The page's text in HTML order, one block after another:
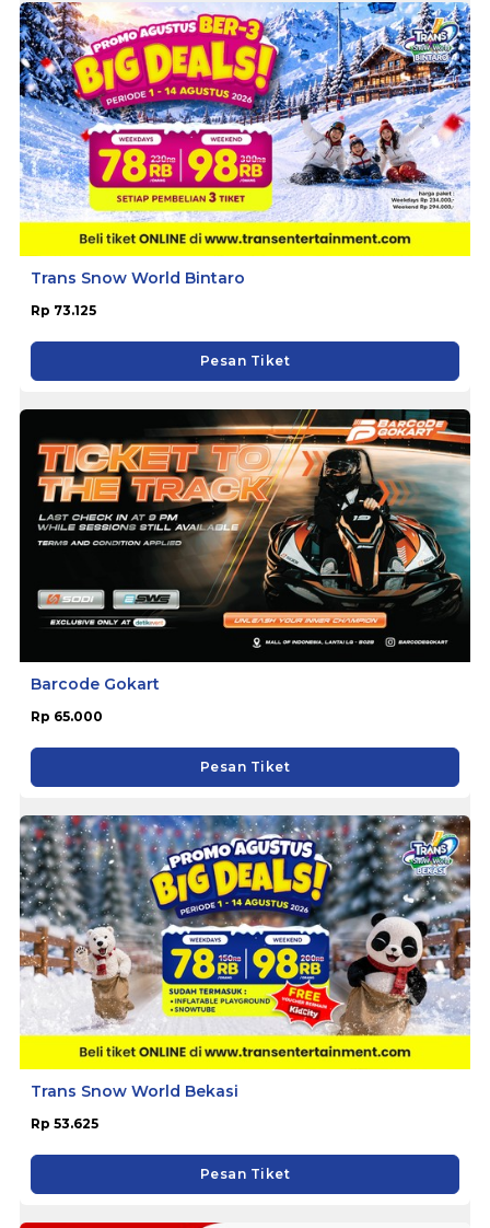
Trans Snow World Bintaro
Rp 73.125
Pesan Tiket
Barcode Gokart
Rp 65.000
Pesan Tiket
Trans Snow World Bekasi
Rp 53.625
Pesan Tiket